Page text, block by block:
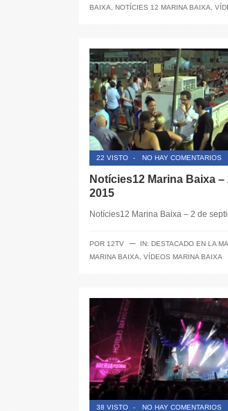
BAIXA
NOTÍCIES 12 MARINA BAIXA
22 VISTO - NO HAY COMENTARIOS
Notícies12 Marina Baixa
2015
Notícies12 Marina Baixa – 2 de
POR 12TV ─ IN: DESTACADO EN LA
MARINA BAIXA
VÍDEOS MARINA BAIXA
38 VISTO - NO HAY COMENTARIOS